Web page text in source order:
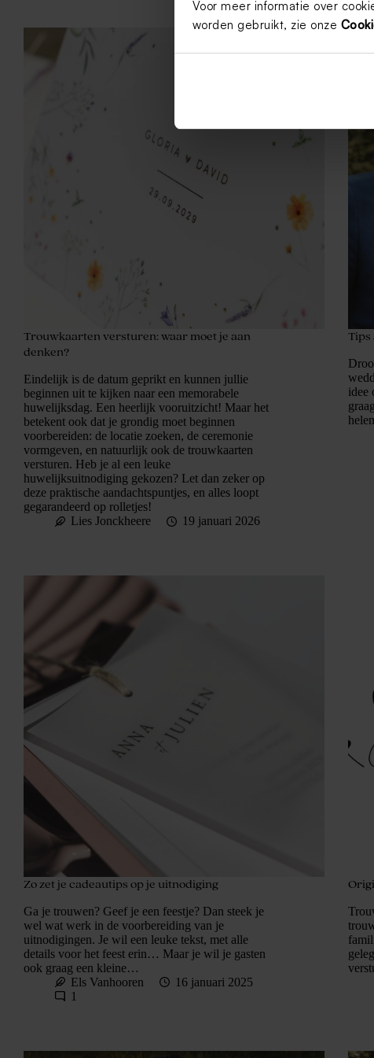
Voor meer informatie over
worden gebruikt, zie onze
Trouwkaarten versturen: waar moet je aan
denken?
Eindelijk is de datum geprikt en kunnen jullie
beginnen uit te kijken naar een memorabele
huwelijksdag. Een heerlijk vooruitzicht! Maar het
betekent ook dat je grondig moet beginnen
voorbereiden: de locatie zoeken, de ceremonie
vormgeven, en natuurlijk ook de trouwkaarten
versturen. Heb je al een leuke
huwelijksuitnodiging gekozen? Let dan zeker op
deze praktische aandachtspuntjes, en alles loopt
gegarandeerd op rolletjes!
Lies Jonckheere
19 januari 2026
Tips
idee
Zo zet je cadeautips op je uitnodiging
Ga je trouwen? Geef je een feestje? Dan steek je
wel wat werk in de voorbereiding van je
uitnodigingen. Je wil een leuke tekst, met alle
details voor het feest erin… Maar je wil je gasten
ook graag een kleine…
Els Vanhooren
16 januari 2025
1